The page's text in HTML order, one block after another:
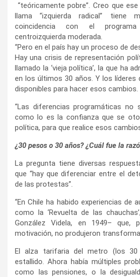
“teóricamente pobre”. Creo que
llama “izquierda radical” tiene
coincidencia con el
centroizquierda moderada.
“Pero en el país hay un proceso de
Hay una crisis de representación
llamado la ‘vieja política’, la que ha
en los últimos 30 años. Y los líderes
disponibles para hacer esos cambios.
“Las diferencias programáticas no
como lo es la confianza que se
política, para que realice esos
¿30 pesos o 30 años? ¿Cuál fue la
La pregunta tiene diversas
que “hay que diferenciar entre el
de las protestas”.
“En Chile ha habido experiencias de
como la ‘Revuelta de las
González Videla, en 1949– que,
motivación, no produjeron
El alza tarifaria del metro (los 30
estallido. Ahora había múltiples
como las pensiones, o la